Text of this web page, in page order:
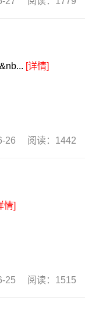
[详情]
26 阅读：1442
情]
25 阅读：1515